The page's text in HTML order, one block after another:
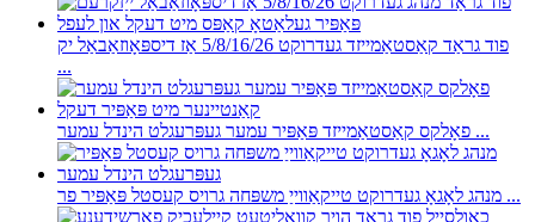
פוד גראַד קאַסטאַמייזד געדרוקט 5/8/16/26 אַז דיספּאָוזאַבאַל יק
...
פאָלקס קאַסטאַמייזד פּאַפּיר עמער געפּרעגלט הינדל עמער ...
מנהג לאָגאָ געדרוקט טייקאַווייַ משפּחה גרויס קעסטל פּאַפּיר פר ...